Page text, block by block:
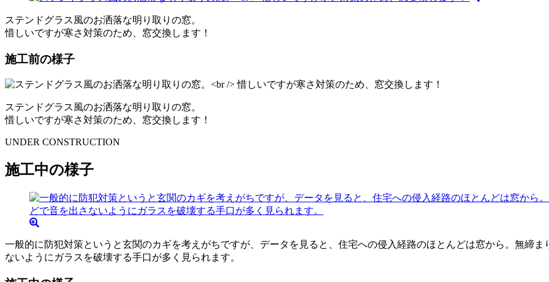
ステンドグラス風のお洒落な明り取りの窓。
惜しいですが寒さ対策のため、窓交換します！
施工前の様子
ステンドグラス風のお洒落な明り取りの窓。
惜しいですが寒さ対策のため、窓交換します！
UNDER CONSTRUCTION
施工中の様子
一般的に防犯対策というと玄関のカギを考えがちですが、データを見ると、住宅への侵入経路のほとんどは窓から。無締
ないようにガラスを破壊する手口が多く見られます。